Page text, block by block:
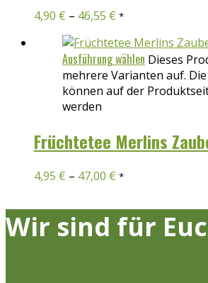
4,90 € – 46,55 € *
Ausführung wählen Dieses
mehrere Varianten auf.
können auf der
werden
Früchtetee Merlins
4,95 € – 47,00 € *
Wir sind für